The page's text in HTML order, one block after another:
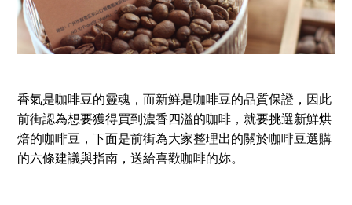
香氣是咖啡豆的靈魂，而新鮮是咖啡豆的品質保證，因此
前街認為想要獲得買到濃香四溢的咖啡，就要挑選新鮮烘
焙的咖啡豆，下面是前街為大家整理出的關於咖啡豆選購
的六條建議與指南，送給喜歡咖啡的妳。